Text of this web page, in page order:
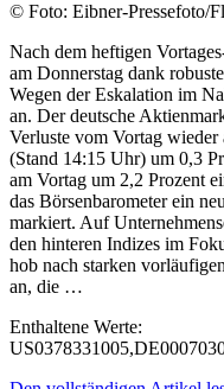
© Foto: Eibner-Pressefoto/
Nach dem heftigen
am Donnerstag dank
Wegen der Eskalation im
an. Der deutsche
Verluste vom Vortag
(Stand 14:15 Uhr) um 0,3
am Vortag um 2,2 Prozent
das Börsenbarometer ein
markiert. Auf
den hinteren Indizes im
hob nach starken
an, die …
Enthaltene Werte: